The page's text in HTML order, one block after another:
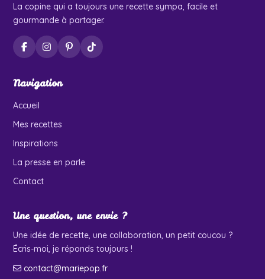
La copine qui a toujours une recette sympa, facile et
gourmande à partager.
Navigation
Accueil
Mes recettes
Inspirations
La presse en parle
Contact
Une question, une envie ?
Une idée de recette, une collaboration, un petit coucou ?
Écris-moi, je réponds toujours !
contact@mariepop.fr